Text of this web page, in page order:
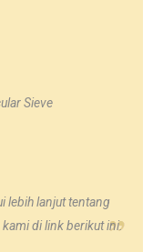
Sieve
lebih lanjut tentang
di link berikut ini.